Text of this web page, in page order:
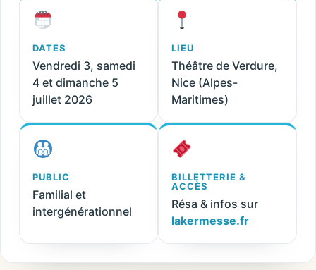
DATES
Vendredi 3, samedi
4 et dimanche 5
juillet 2026
LIEU
Théâtre de Verdure,
Nice (Alpes-
Maritimes)
PUBLIC
Familial et
intergénérationnel
BILLETTERIE &
ACCÈS
Résa & infos sur
lakermesse.fr